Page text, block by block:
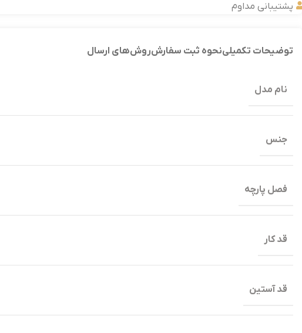
پشتیبانی مداوم
توضیحات تکمیلینحوه ثبت سفارشروش‌های ارسال
نام مدل
جنس
فصل پارچه
قد کار
قد آستین